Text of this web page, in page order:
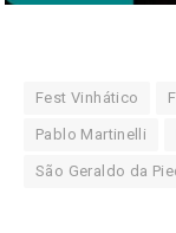
Fest Vinhático
Pablo Martinelli
São Geraldo da